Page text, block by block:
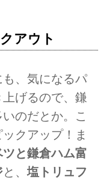
アウト
、気になるパ
げるので、鎌
のだとか。こ
クアップ！ま
と鎌倉ハム富
と、塩トリュフ